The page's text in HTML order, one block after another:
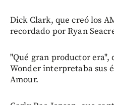
Dick Clark, que creó los
recordado por Ryan
"Qué gran productor era",
Wonder interpretaba sus
Amour.